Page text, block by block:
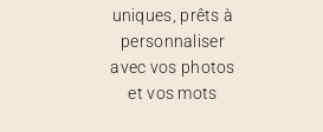
uniques, prêts à
personnaliser
avec vos photos
et vos mots